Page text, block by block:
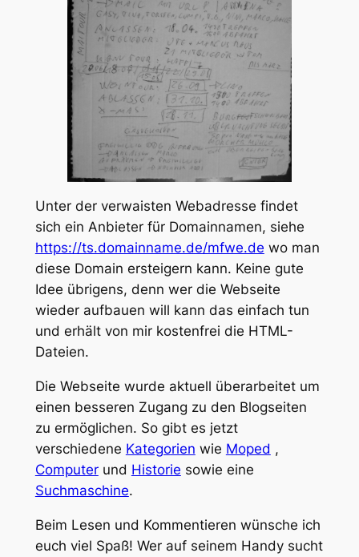
Unter der verwaisten Webadresse findet
sich ein Anbieter für Domainnamen, siehe
https://ts.domainname.de/mfwe.de wo man
diese Domain ersteigern kann. Keine gute
Idee übrigens, denn wer die Webseite
wieder aufbauen will kann das einfach tun
und erhält von mir kostenfrei die HTML-
Dateien.
Die Webseite wurde aktuell überarbeitet um
einen besseren Zugang zu den Blogseiten
zu ermöglichen. So gibt es jetzt
verschiedene Kategorien wie Moped ,
Computerund Historie sowie eine
Suchmaschine.
Beim Lesen und Kommentieren wünsche ich
euch viel Spaß! Wer auf seinem Handy sucht